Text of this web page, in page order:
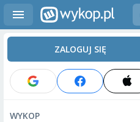
ZALOGUJ SIĘ
WYKOP